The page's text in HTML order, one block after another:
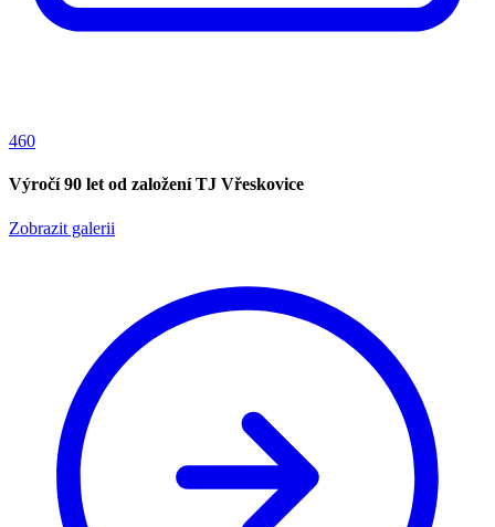
460
Výročí 90 let od založení TJ Vřeskovice
Zobrazit galerii